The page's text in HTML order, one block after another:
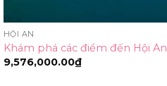
HỘI AN
Khám phá các điểm đến Hội An
9,576,000.00₫